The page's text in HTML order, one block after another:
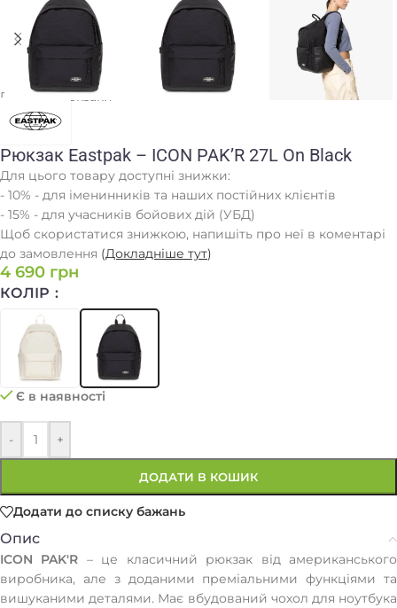
Головна/Рюкзаки
Рюкзак Eastpak – ICON PAK’R 27L On Black
Для цього товару доступні знижки:
- 10% - для іменинників та наших постійних клієнтів
- 15% - для учасників бойових дій (УБД)
Щоб скористатися знижкою, напишіть про неї в коментарі
до замовлення (Докладніше тут)
4 690 грн
КОЛІР
Є в наявності
- +
ДОДАТИ В КОШИК
Додати до списку бажань
Опис
ICON PAK'R – це класичний рюкзак від американського
виробника, але з доданими преміальними функціями та
вишуканими деталями. Має вбудований чохол для ноутбука